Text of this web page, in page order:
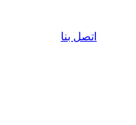
اتصل بنا